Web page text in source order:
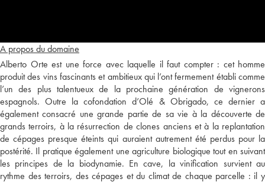
A propos du domaine
Alberto Orte est une force avec laquelle il faut compter : cet homme
produit des vins fascinants et ambitieux qui l’ont fermement établi comme
l’un des plus talentueux de la prochaine génération de vignerons
espagnols. Outre la cofondation d’Olé & Obrigado, ce dernier a
également consacré une grande partie de sa vie à la découverte de
grands terroirs, à la résurrection de clones anciens et à la replantation
de cépages presque éteints qui auraient autrement été perdus pour la
postérité. Il pratique également une agriculture biologique tout en suivant
les principes de la biodynamie. En cave, la vinification survient au
rythme des terroirs, des cépages et du climat de chaque parcelle : il y